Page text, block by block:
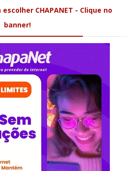
CHAPANET - Clique no
banner!